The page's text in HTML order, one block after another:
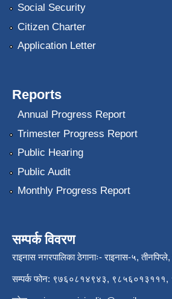
Social Security
Citizen Charter
Application Letter
Reports
Annual Progress Report
Trimester Progress Report
Public Hearing
Public Audit
Monthly Progress Report
सम्पर्क विवरण
राइनास नगरपालिका ठेगानाः- राइनास-५,
सम्पर्क फोन: ९७६०८१४९४३,